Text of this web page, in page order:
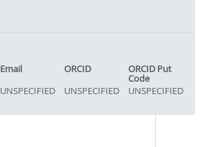
Email ORCID ORCID Put
Code
UNSPECIFIED UNSPECIFIED UNSPECIFIED